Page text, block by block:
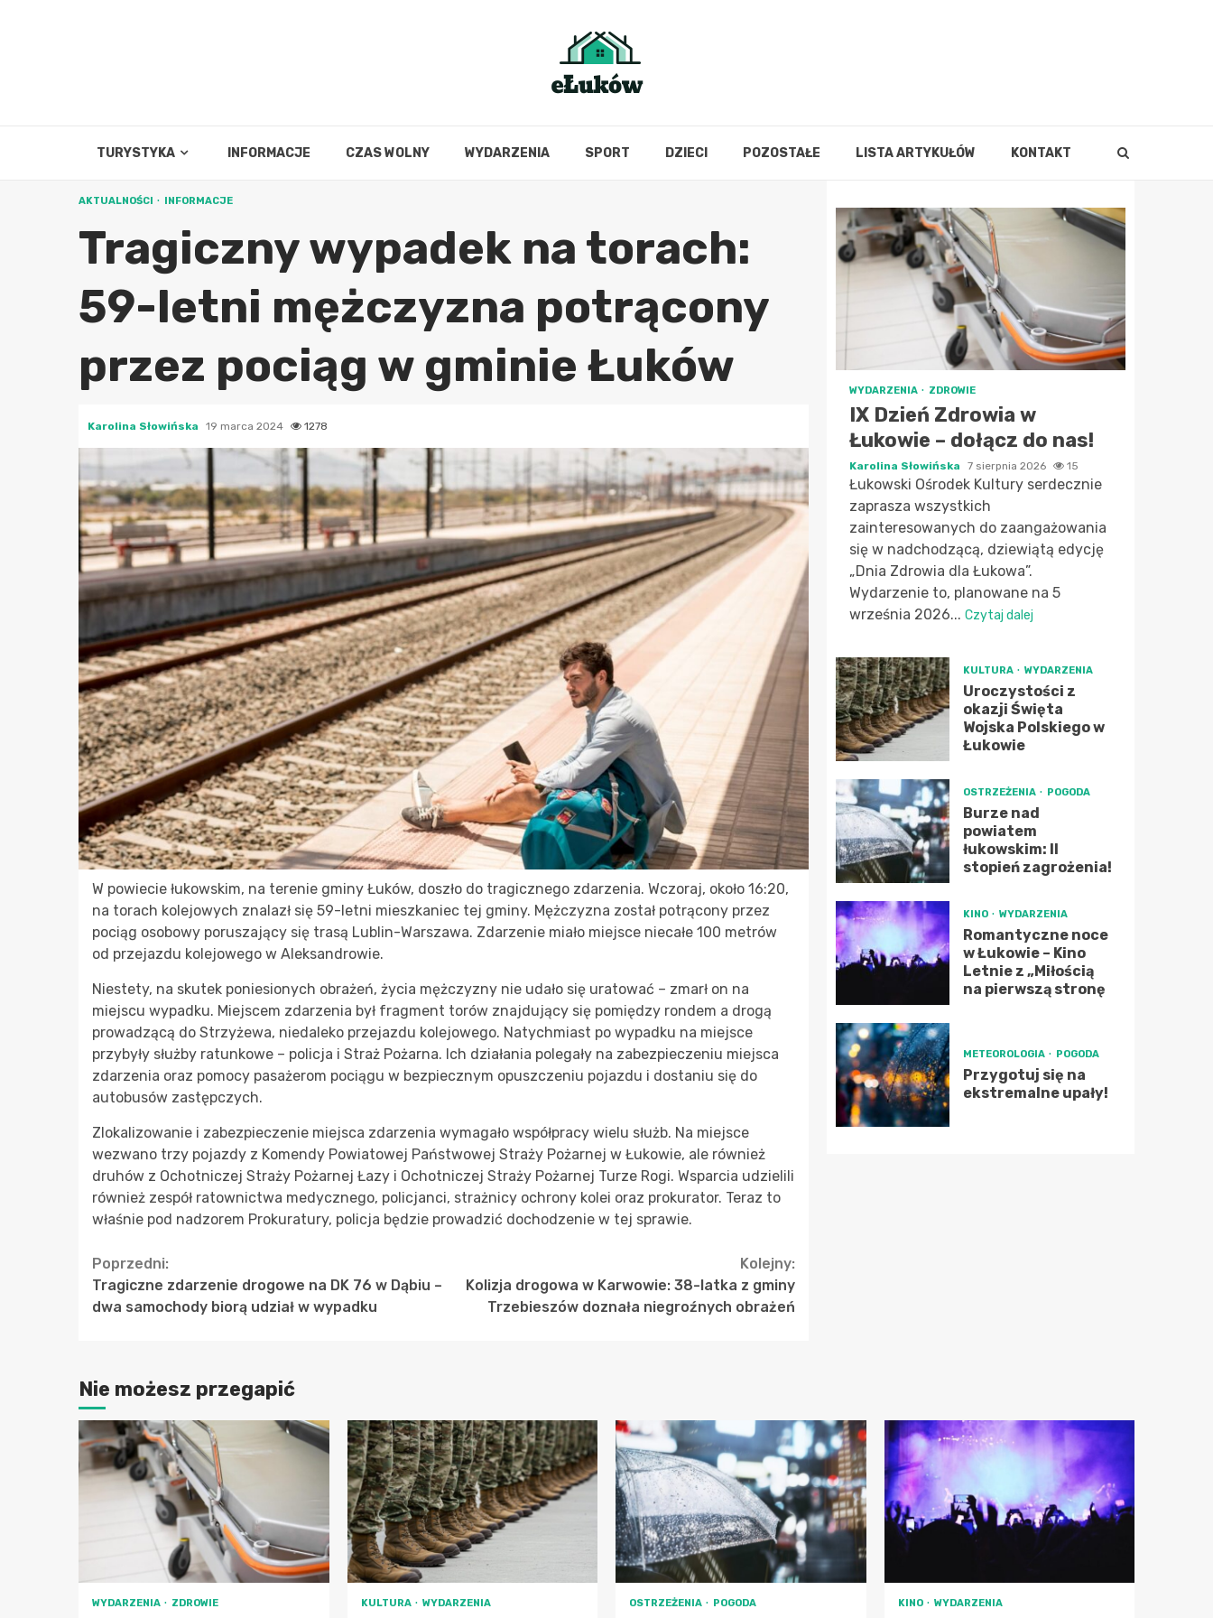
TURYSTYKA INFORMACJE CZAS WOLNY WYDARZENIA SPORT DZIECI POZOSTAŁE LISTA ARTYKUŁÓW KONTAKT
AKTUALNOŚCI INFORMACJE
Tragiczny wypadek na torach:
59-letni mężczyzna potrącony
przez pociąg w gminie Łuków
Karolina Słowińska 19 marca 2024 1278
W powiecie łukowskim, na terenie gminy Łuków, doszło do tragicznego zdarzenia. Wczoraj, około 16:20,
na torach kolejowych znalazł się 59-letni mieszkaniec tej gminy. Mężczyzna został potrącony przez
pociąg osobowy poruszający się trasą Lublin-Warszawa. Zdarzenie miało miejsce niecałe 100 metrów
od przejazdu kolejowego w Aleksandrowie.
Niestety, na skutek poniesionych obrażeń, życia mężczyzny nie udało się uratować – zmarł on na
miejscu wypadku. Miejscem zdarzenia był fragment torów znajdujący się pomiędzy rondem a drogą
prowadzącą do Strzyżewa, niedaleko przejazdu kolejowego. Natychmiast po wypadku na miejsce
przybyły służby ratunkowe – policja i Straż Pożarna. Ich działania polegały na zabezpieczeniu miejsca
zdarzenia oraz pomocy pasażerom pociągu w bezpiecznym opuszczeniu pojazdu i dostaniu się do
autobusów zastępczych.
Zlokalizowanie i zabezpieczenie miejsca zdarzenia wymagało współpracy wielu służb. Na miejsce
wezwano trzy pojazdy z Komendy Powiatowej Państwowej Straży Pożarnej w Łukowie, ale również
druhów z Ochotniczej Straży Pożarnej Łazy i Ochotniczej Straży Pożarnej Turze Rogi. Wsparcia udzielili
również zespół ratownictwa medycznego, policjanci, strażnicy ochrony kolei oraz prokurator. Teraz to
właśnie pod nadzorem Prokuratury, policja będzie prowadzić dochodzenie w tej sprawie.
Continue
Reading
Poprzedni:
Tragiczne zdarzenie drogowe na DK 76 w Dąbiu –
dwa samochody biorą udział w wypadku
Kolejny:
Kolizja drogowa w Karwowie: 38-latka z gminy
Trzebieszów doznała niegroźnych obrażeń
WYDARZENIA ZDROWIE
IX Dzień Zdrowia w
Łukowie – dołącz do nas!
Karolina Słowińska 7 sierpnia 2026 15
Łukowski Ośrodek Kultury serdecznie
zaprasza wszystkich
zainteresowanych do zaangażowania
się w nadchodzącą, dziewiątą edycję
„Dnia Zdrowia dla Łukowa”.
Wydarzenie to, planowane na 5
września 2026... Czytaj dalej
KULTURA WYDARZENIA
Uroczystości z
okazji Święta
Wojska Polskiego w
Łukowie
OSTRZEŻENIA POGODA
Burze nad
powiatem
łukowskim: II
stopień zagrożenia!
KINO WYDARZENIA
Romantyczne noce
w Łukowie – Kino
Letnie z „Miłością
na pierwszą stronę
METEOROLOGIA POGODA
Przygotuj się na
ekstremalne upały!
Nie możesz przegapić
WYDARZENIA ZDROWIE KULTURA WYDARZENIA OSTRZEŻENIA POGODA KINO WYDARZENIA